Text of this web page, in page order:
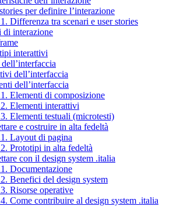
per definire l’interazione
Differenza tra scenari e user stories
di interazione
interattivi
dell’interfaccia
dell’interfaccia
Elementi di composizione
Elementi interattivi
Elementi testuali (microtesti)
e costruire in alta fedeltà
Layout di pagina
Prototipi in alta fedeltà
con il design system .italia
Documentazione
Benefici del design system
Risorse operative
Come contribuire al design system .italia